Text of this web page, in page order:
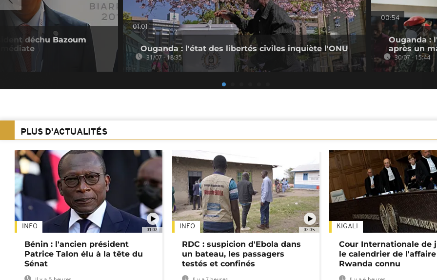
déchu Bazoum
01:01
Ouganda : l'état des libertés civiles inquiète l'ONU
31/07 - 18:35
00:54
Ouganda :
après un
30/07 - 15:44
PLUS D'ACTUALITÉS
01:02
INFO
Bénin : l'ancien président
Patrice Talon élu à la tête du
Sénat
02:05
INFO
RDC : suspicion d'Ebola dans
un bateau, les passagers
testés et confinés
KIGALI
Cour Internationale de
le calendrier de l'affaire
Rwanda connu